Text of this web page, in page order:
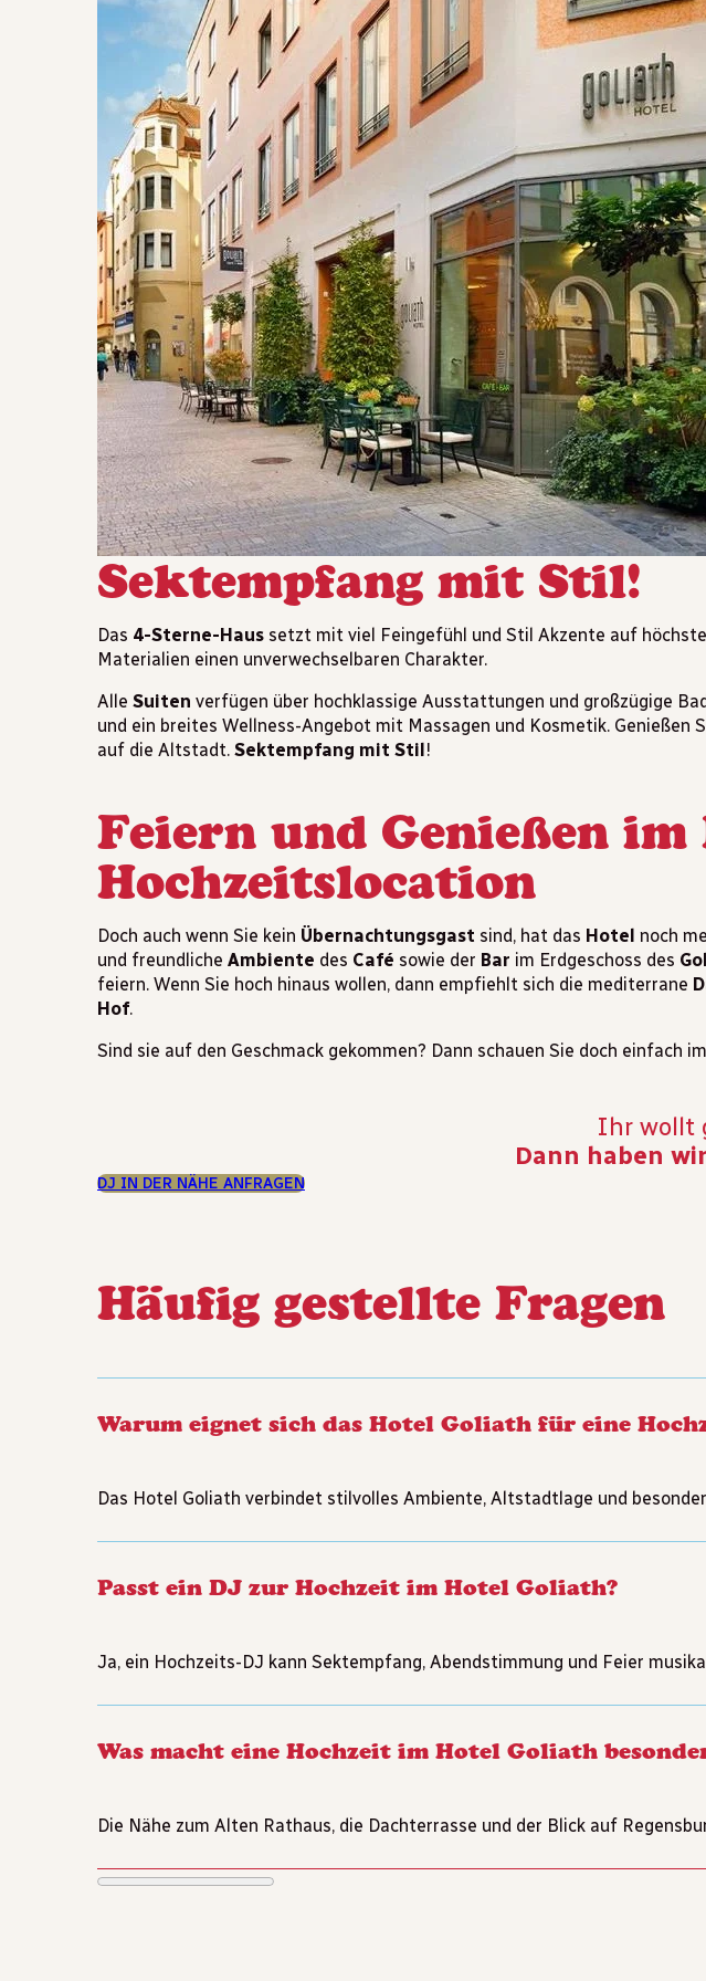
Sektempfang mit Stil!
Das 4-Sterne-Haus setzt mit viel Feingefühl und Stil Akzente auf
Materialien einen unverwechselbaren Charakter.
Alle Suiten verfügen über hochklassige Ausstattungen und großzügige
und ein breites Wellness-Angebot mit Massagen und Kosmetik. Genießen
auf die Altstadt. Sektempfang mit Stil!
Feiern und Genießen
Hochzeitslocation
Doch auch wenn Sie kein Übernachtungsgast sind, hat das Hotel noch
und freundliche Ambiente des Café sowie der Bar im Erdgeschoss des
feiern. Wenn Sie hoch hinaus wollen, dann empfiehlt sich die mediterrane
Hof.
Sind sie auf den Geschmack gekommen? Dann schauen Sie doch einfach im
Ihr wollt
Dann haben
DJ IN DER NÄHE ANFRAGEN
Häufig gestellte Fragen
Warum eignet sich das Hotel Goliath für eine
Das Hotel Goliath verbindet stilvolles Ambiente, Altstadtlage und
Passt ein DJ zur Hochzeit im Hotel Goliath?
Ja, ein Hochzeits-DJ kann Sektempfang, Abendstimmung und Feier
Was macht eine Hochzeit im Hotel Goliath
Die Nähe zum Alten Rathaus, die Dachterrasse und der Blick auf